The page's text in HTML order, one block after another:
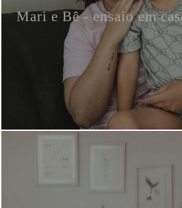
Mari e Bê - ensaio em